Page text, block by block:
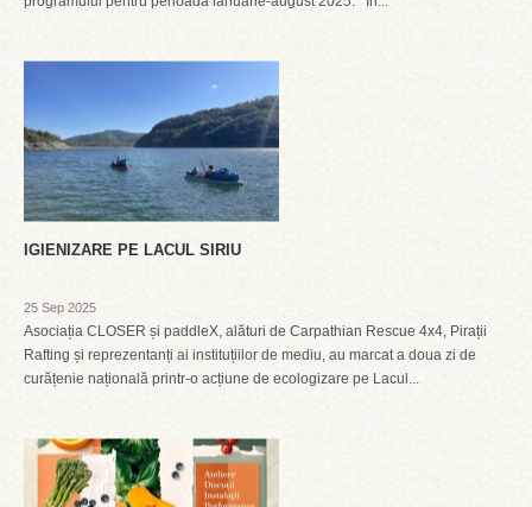
IGIENIZARE PE LACUL SIRIU
25 Sep 2025
Asociația CLOSER și paddleX, alături de Carpathian Rescue 4x4, Pirații
Rafting și reprezentanți ai instituțiilor de mediu, au marcat a doua zi de
curățenie națională printr-o acțiune de ecologizare pe Lacul...